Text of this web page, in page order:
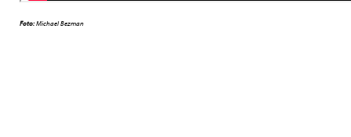
Foto:Michael Bezman